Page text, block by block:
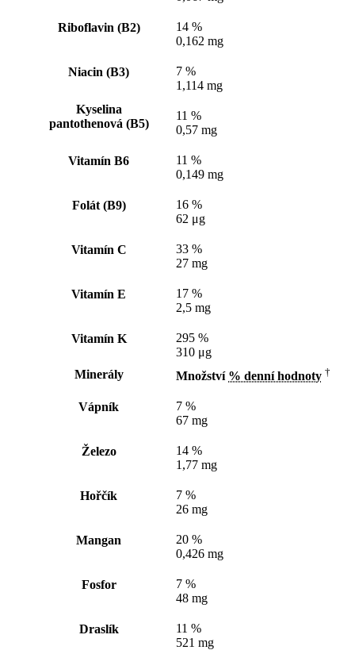
Riboflavin (B2)
14 %
0,162 mg
Niacin (B3)
7 %
1,114 mg
Kyselina
pantothenová (B5)
11 %
0,57 mg
Vitamín B6
11 %
0,149 mg
Folát (B9)
16 %
62 μg
Vitamín C
33 %
27 mg
Vitamín E
17 %
2,5 mg
Vitamín K
295 %
310 μg
Minerály
Množství % denní hodnoty †
Vápník
7 %
67 mg
Železo
14 %
1,77 mg
Hořčík
7 %
26 mg
Mangan
20 %
0,426 mg
Fosfor
7 %
48 mg
Draslík
11 %
521 mg